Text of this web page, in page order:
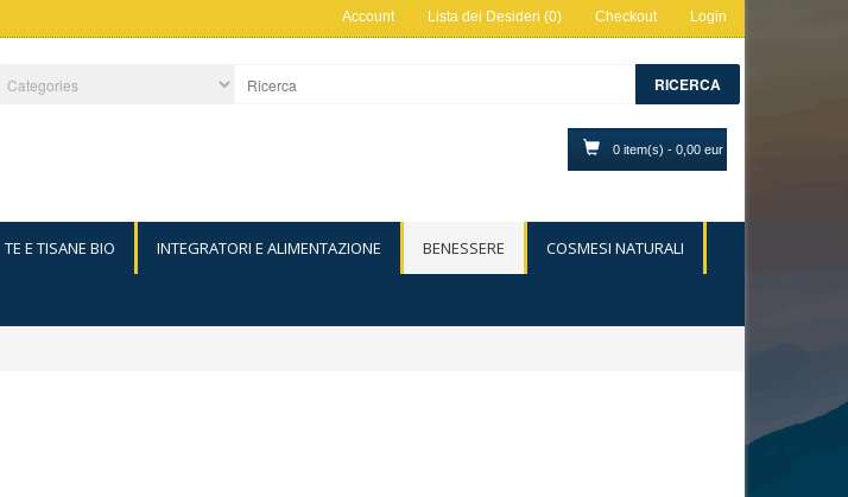
Account Lista dei Desideri (0) Checkout Login
RICERCA
0 item(s) - 0,00 eur
TE E TISANE BIO INTEGRATORI E ALIMENTAZIONE BENESSERE COSMESI NATURALI